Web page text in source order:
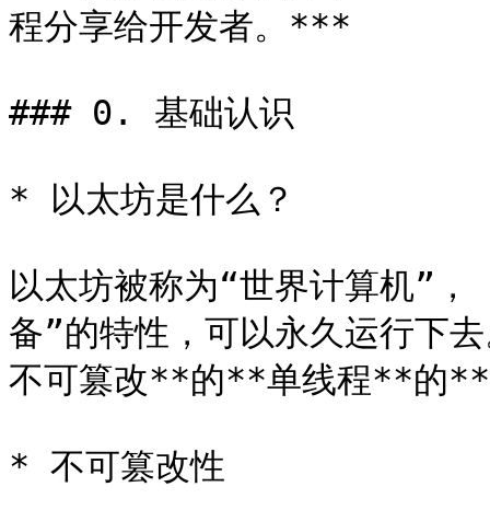
程分享给开发者。***
### 0. 基础认识
* 以太坊是什么？
以太坊被称为“世界计算机”
备”的特性，可以永久运行下
不可篡改**的**单线程**的
* 不可篡改性